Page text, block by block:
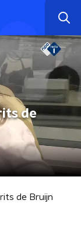
de
de Bruijn